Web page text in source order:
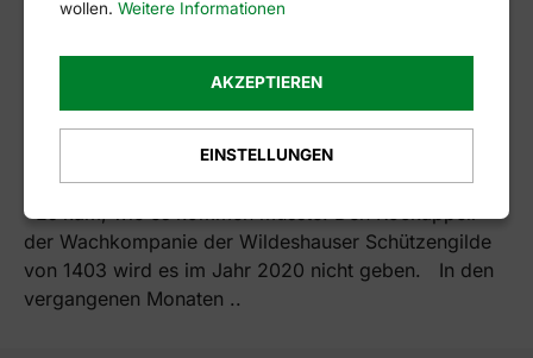
Rockappell 2020 ist abgesagt!
Es kam, wie es kommen musste: Den Rockappell
der Wachkompanie der Wildeshauser Schützengilde
von 1403 wird es im Jahr 2020 nicht geben. In den
vergangenen Monaten ..
wollen. Weitere Informationen
AKZEPTIEREN
EINSTELLUNGEN